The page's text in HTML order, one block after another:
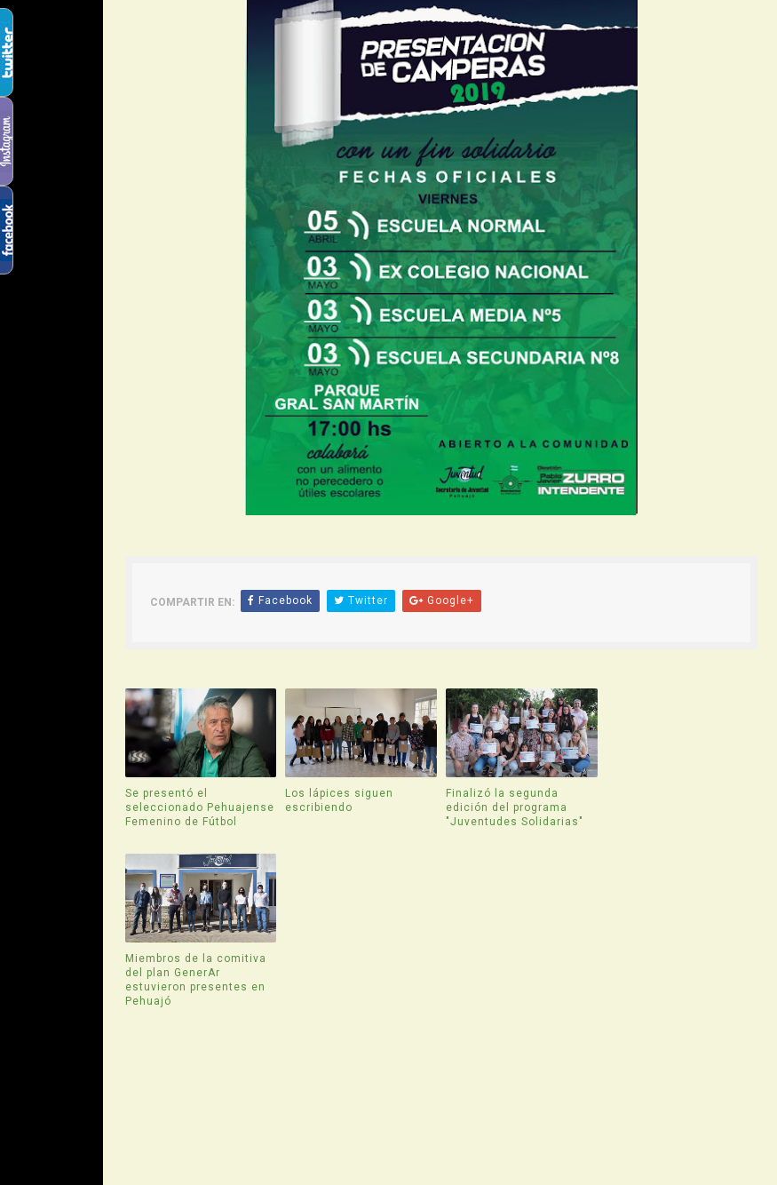
COMPARTIR EN: Facebook Twitter Google+
Se presentó el
seleccionado Pehuajense
Femenino de Fútbol
Los lápices siguen
escribiendo
Finalizó la segunda
edición del programa
"Juventudes Solidarias"
Miembros de la comitiva
del plan GenerAr
estuvieron presentes en
Pehuajó